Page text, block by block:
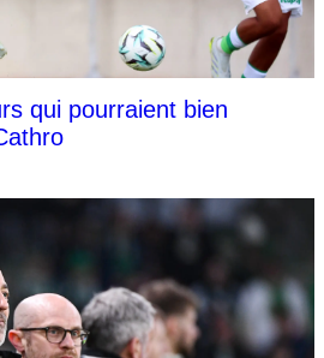
qui pourraient bien